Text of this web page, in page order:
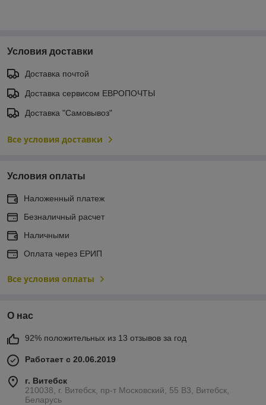
Условия доставки
Доставка почтой
Доставка сервисом ЕВРОПОЧТЫ
Доставка "Самовывоз"
Все условия доставки
Условия оплаты
Наложенный платеж
Безналичный расчет
Наличными
Оплата через ЕРИП
Все условия оплаты
О нас
92% положительных из 13 отзывов за год
Работает с 20.06.2019
г. Витебск
210038, г. Витебск, пр-т Московский, 55 B3, Витебск,
Беларусь